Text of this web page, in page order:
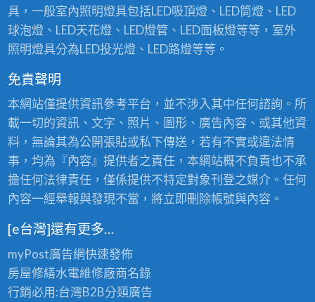
具，一般室內照明燈具包括LED吸頂燈、LED筒燈、LED
球泡燈、LED天花燈、LED燈管、LED面板燈等等，室外
照明燈具分為LED投光燈、LED路燈等等。
免責聲明
本網站僅提供資訊參考平台，並不涉入其中任何諮詢。所
載一切的資訊、文字、照片、圖形、廣告內容、或其他資
料，無論其為公開張貼或私下傳送，若有不實或違法情
事，均為『內容』提供者之責任，本網站概不負責也不承
擔任何法律責任，僅係提供不特定對象刊登之媒介。任何
內容一經舉報與發現不當，將立即刪除帳號與內容。
[e台灣]還有更多…
myPost廣告網快速發佈
房屋修繕水電維修廠商名錄
行銷必用:台灣B2B分類廣告